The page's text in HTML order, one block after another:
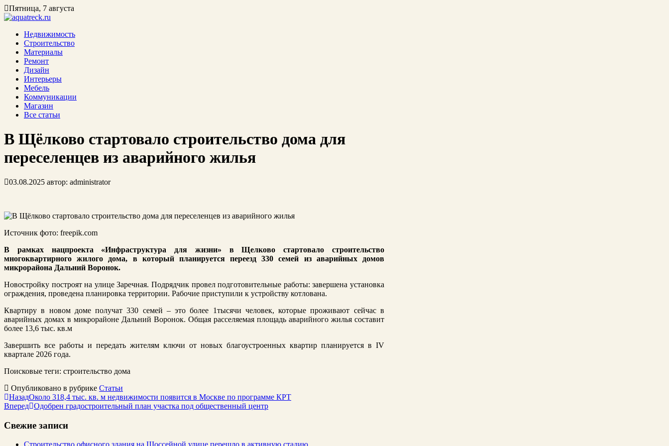
Пятница, 7 августа
Недвижимость
Строительство
Материалы
Ремонт
Дизайн
Интерьеры
Мебель
Коммуникации
Магазин
Все статьи
В Щёлково стартовало строительство дома для
переселенцев из аварийного жилья
03.08.2025 автор: administrator
Источник фото: freepik.com
В рамках нацпроекта «Инфраструктура для жизни» в Щелково стартовало строительство
многоквартирного жилого дома, в который планируется переезд 330 семей из аварийных домов
микрорайона Дальний Воронок.
Новостройку построят на улице Заречная. Подрядчик провел подготовительные работы: завершена установка
ограждения, проведена планировка территории. Рабочие приступили к устройству котлована.
Квартиру в новом доме получат 330 семей – это более 1тысячи человек, которые проживают сейчас в
аварийных домах в микрорайоне Дальний Воронок. Общая расселяемая площадь аварийного жилья составит
более 13,6 тыс. кв.м
Завершить все работы и передать жителям ключи от новых благоустроенных квартир планируется в IV
квартале 2026 года.
Поисковые теги: строительство дома
Опубликовано в рубрике Статьи
НазадОколо 318,4 тыс. кв. м недвижимости появится в Москве по программе КРТ
Вперед Одобрен градостроительный план участка под общественный центр
Свежие записи